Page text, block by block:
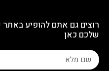
רוצים גם אתם להופיע
שלכם כאן